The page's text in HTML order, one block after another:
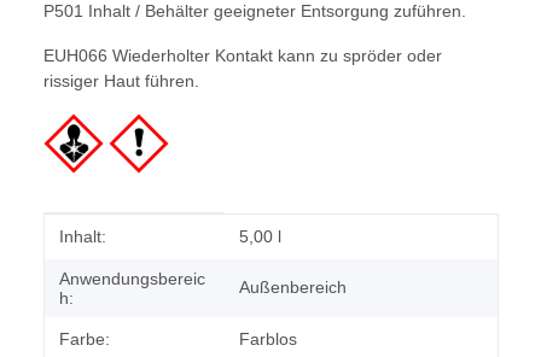
P501 Inhalt / Behälter geeigneter Entsorgung zuführen.
EUH066 Wiederholter Kontakt kann zu spröder oder
rissiger Haut führen.
Produkteigenschaft
Wert
Inhalt: 5,00 l
Anwendungsbereic
h:
Außenbereich
Farbe: Farblos